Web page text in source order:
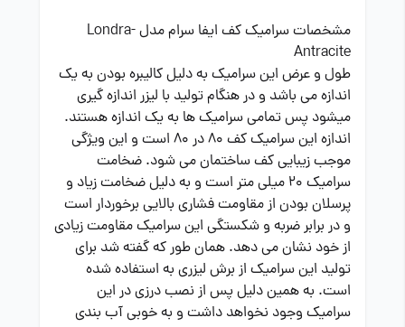
مشخصات سرامیک کف ایفا سرام مدل Londra-
Antracite
طول و عرض این سرامیک به دلیل کالیبره بودن به یک
اندازه می باشد و در هنگام تولید با لیزر اندازه گیری
میشود پس تمامی سرامیک ها به یک اندازه هستند.
اندازه این سرامیک کف 80 در 80 است و این ویژگی
موجب زیبایی کف ساختمان می شود. ضخامت
سرامیک 20 میلی متر است و به دلیل ضخامت زیاد و
پرسلان بودن از مقاومت فشاری بالایی برخوردار است
و در برابر ضربه و شکستگی این سرامیک مقاومت زیادی
از خود نشان می دهد. همان طور که گفته شد برای
تولید این سرامیک از برش لیزری به استفاده شده
است. به همین دلیل پس از نصب درزی در این
سرامیک وجود نخواهد داشت و به خوبی آب بندی